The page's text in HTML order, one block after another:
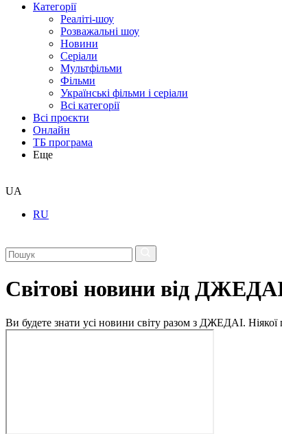
Категорії
Реаліті-шоу
Розважальні шоу
Новини
Серіали
Мультфільми
Фільми
Українські фільми і серіали
Всі категорії
Всі проєкти
Онлайн
ТБ програма
Еще
UA
RU
Світові новини від
Ви будете знати усі новини світу разом з ДЖЕДАІ. Ніякої